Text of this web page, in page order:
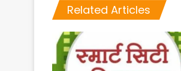
Related Articles